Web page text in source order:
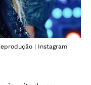
| Instagram